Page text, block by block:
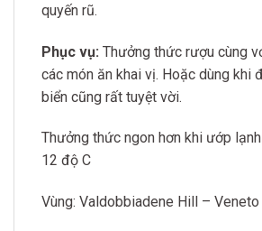
quyến rũ.
Phục vụ: Thưởng thức rượu cùng
các món ăn khai vị. Hoặc dùng khi
biển cũng rất tuyệt vời.
Thưởng thức ngon hơn khi ướp
12 độ C
Vùng: Valdobbiadene Hill – Veneto